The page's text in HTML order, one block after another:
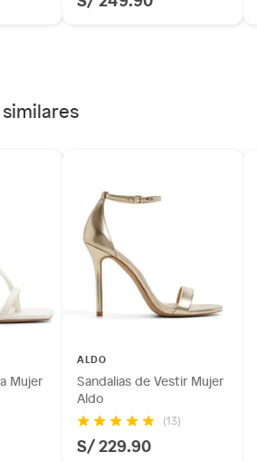
Mujer
ALDO
Sandalias de Vestir Mujer
Aldo
(13)
S/ 229.90